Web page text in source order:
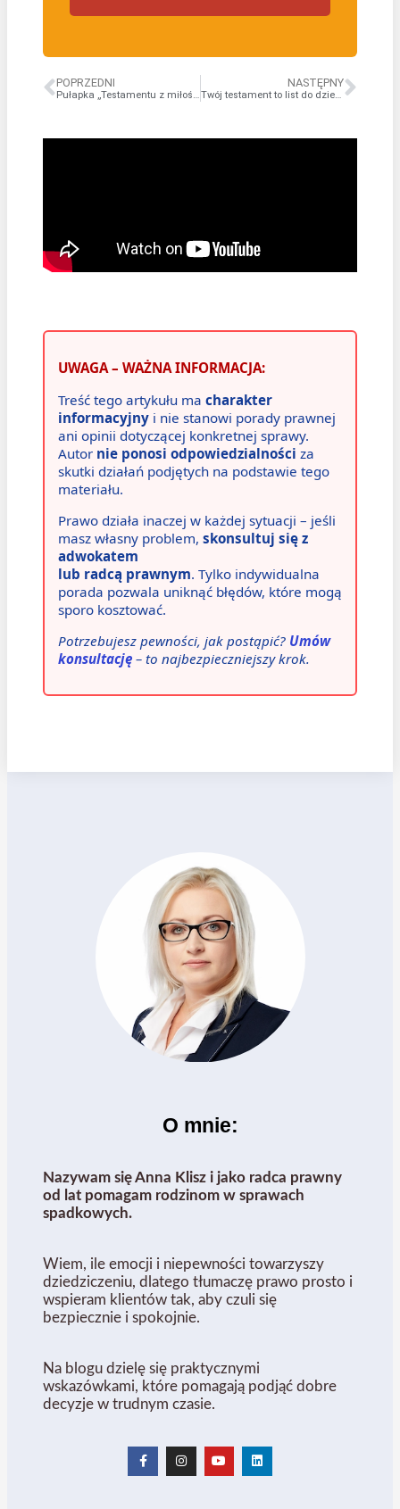
O mnie:
Nazywam się Anna Klisz i jako radca prawny
od lat pomagam rodzinom w sprawach
spadkowych.
Wiem, ile emocji i niepewności towarzyszy
dziedziczeniu, dlatego tłumaczę prawo prosto i
wspieram klientów tak, aby czuli się
bezpiecznie i spokojnie.
Na blogu dzielę się praktycznymi
wskazówkami, które pomagają podjąć dobre
decyzje w trudnym czasie.
POPRZEDNI
Pułapka „Testamentu z miłości” – obietnice bez pokrycia a prawo.
NASTĘPNY
Twój testament to list do dzieci. Dlaczego nie warto zostawiać chaosu po sobie?
UWAGA – WAŻNA INFORMACJA:
Treść tego artykułu ma charakter
informacyjny i nie stanowi porady prawnej
ani opinii dotyczącej konkretnej sprawy.
Autor nie ponosi odpowiedzialności za
skutki działań podjętych na podstawie tego
materiału.
Prawo działa inaczej w każdej sytuacji – jeśli
masz własny problem, skonsultuj się z
adwokatem
lub radcą prawnym. Tylko indywidualna
porada pozwala uniknąć błędów, które mogą
sporo kosztować.
Potrzebujesz pewności, jak postąpić? Umów
konsultację – to najbezpieczniejszy krok.